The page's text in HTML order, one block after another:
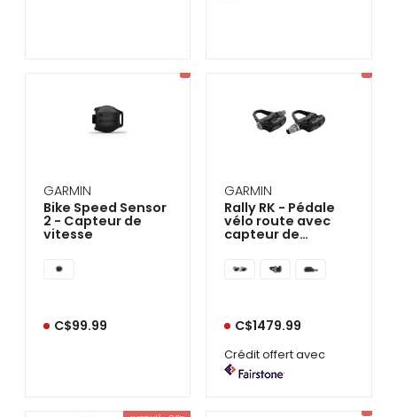
GARMIN
Bike Speed Sensor
2 - Capteur de
vitesse
C$99.99
GARMIN
Rally RK - Pédale
vélo route avec
capteur de
C$1479.99
Crédit offert avec